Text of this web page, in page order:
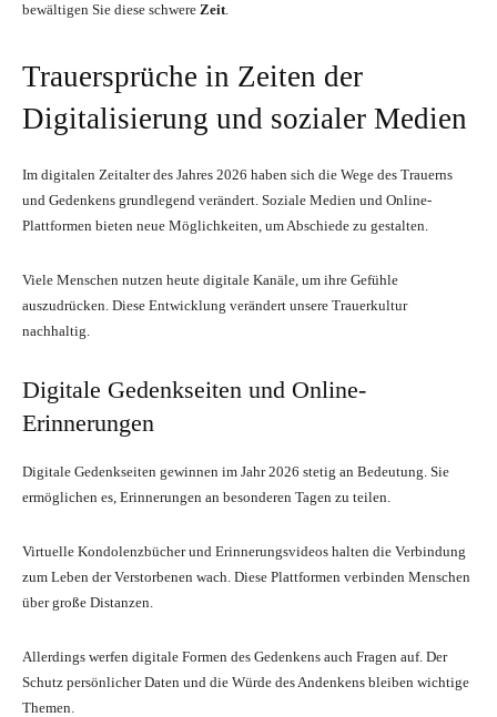
bewältigen Sie diese schwere Zeit.
Trauersprüche in Zeiten der
Digitalisierung und sozialer Medien
Im digitalen Zeitalter des Jahres 2026 haben sich die Wege des Trauerns
und Gedenkens grundlegend verändert. Soziale Medien und Online-
Plattformen bieten neue Möglichkeiten, um Abschiede zu gestalten.
Viele Menschen nutzen heute digitale Kanäle, um ihre Gefühle
auszudrücken. Diese Entwicklung verändert unsere Trauerkultur
nachhaltig.
Digitale Gedenkseiten und Online-
Erinnerungen
Digitale Gedenkseiten gewinnen im Jahr 2026 stetig an Bedeutung. Sie
ermöglichen es, Erinnerungen an besonderen Tagen zu teilen.
Virtuelle Kondolenzbücher und Erinnerungsvideos halten die Verbindung
zum Leben der Verstorbenen wach. Diese Plattformen verbinden Menschen
über große Distanzen.
Allerdings werfen digitale Formen des Gedenkens auch Fragen auf. Der
Schutz persönlicher Daten und die Würde des Andenkens bleiben wichtige
Themen.